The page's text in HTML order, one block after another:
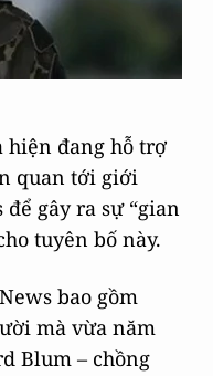
hiện đang hỗ trợ
quan tới giới
gây ra sự “gian
tuyên bố này.
bao gồm
mà vừa năm
Blum – chồng